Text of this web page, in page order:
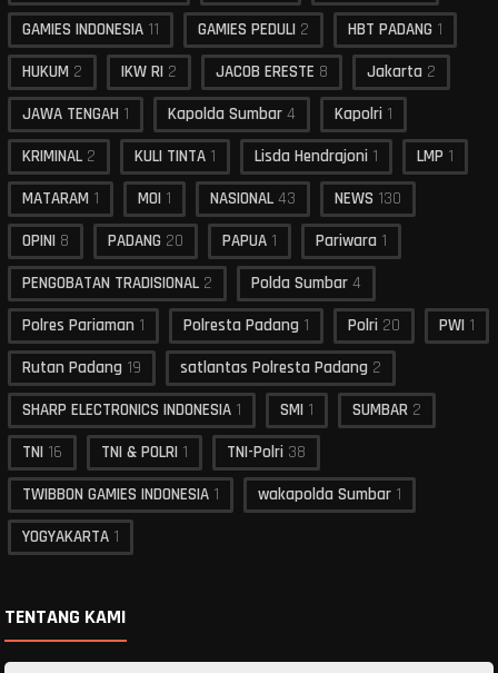
GAMIES INDONESIA 11 GAMIES PEDULI 2 HBT PADANG 1
HUKUM 2 IKW RI 2 JACOB ERESTE 8 Jakarta 2
JAWA TENGAH 1 Kapolda Sumbar 4 Kapolri 1
KRIMINAL 2 KULI TINTA 1 Lisda Hendrajoni 1 LMP 1
MATARAM 1 MOI 1 NASIONAL 43 NEWS 130
OPINI 8 PADANG 20 PAPUA 1 Pariwara 1
PENGOBATAN TRADISIONAL 2 Polda Sumbar 4
Polres Pariaman 1 Polresta Padang 1 Polri 20 PWI 1
Rutan Padang 19 satlantas Polresta Padang 2
SHARP ELECTRONICS INDONESIA 1 SMI 1 SUMBAR 2
TNI 16 TNI & POLRI 1 TNI-Polri 38
TWIBBON GAMIES INDONESIA 1 wakapolda Sumbar 1
YOGYAKARTA 1
TENTANG KAMI